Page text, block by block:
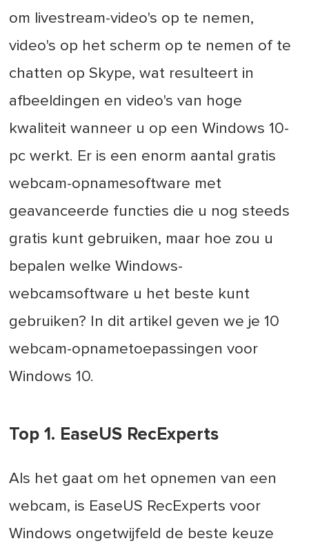
om livestream-video's op te nemen,
video's op het scherm op te nemen of te
chatten op Skype, wat resulteert in
afbeeldingen en video's van hoge
kwaliteit wanneer u op een Windows 10-
pc werkt. Er is een enorm aantal gratis
webcam-opnamesoftware met
geavanceerde functies die u nog steeds
gratis kunt gebruiken, maar hoe zou u
bepalen welke Windows-
webcamsoftware u het beste kunt
gebruiken? In dit artikel geven we je 10
webcam-opnametoepassingen voor
Windows 10.
Top 1. EaseUS RecExperts
Als het gaat om het opnemen van een
webcam, is EaseUS RecExperts voor
Windows ongetwijfeld de beste keuze